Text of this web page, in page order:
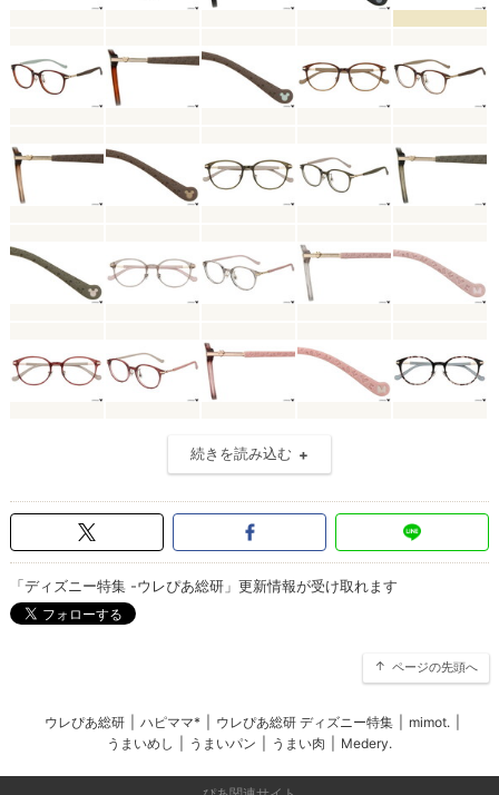
続きを読み込む
「ディズニー特集 -ウレぴあ総研」更新情報が受け取れます
ページの先頭へ
ウレぴあ総研 ハピママ* ウレぴあ総研 ディズニー特集 mimot.
うまいめし
うまいパン うまい肉 Medery.